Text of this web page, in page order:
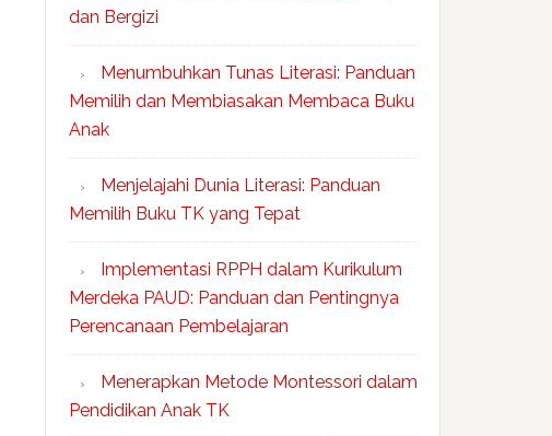
dan Bergizi
Menumbuhkan Tunas Literasi: Panduan
Memilih dan Membiasakan Membaca Buku
Anak
Menjelajahi Dunia Literasi: Panduan
Memilih Buku TK yang Tepat
Implementasi RPPH dalam Kurikulum
Merdeka PAUD: Panduan dan Pentingnya
Perencanaan Pembelajaran
Menerapkan Metode Montessori dalam
Pendidikan Anak TK